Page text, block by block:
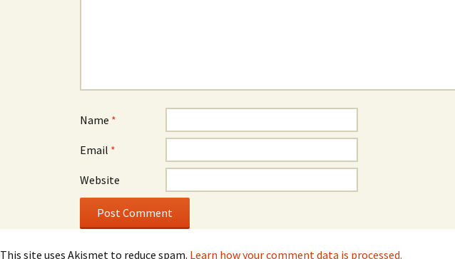
Name *
Email *
Website
This site uses Akismet to reduce spam. Learn how your comment data is processed.